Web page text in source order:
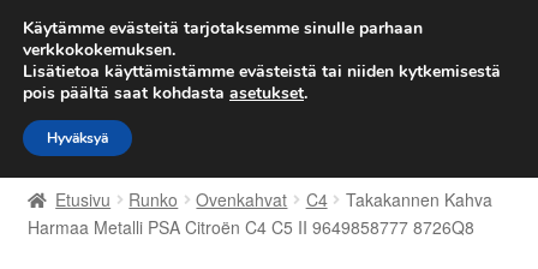
TOIMITUS alkaen 7 EUR
Siirry
navigointiin
Siirry
sisältöön
Etusivu
Kärry
Etusivu Runko Ovenkahvat C4
Takakannen Kahva
Harmaa Metalli PSA Citroën C4 C5 II 9649858777 8726Q8
Käytämme evästeitä tarjotaksemme sinulle parhaan
verkkokokemuksen.
Lisätietoa käyttämistämme evästeistä tai niiden kytkemisestä
pois päältä saat kohdasta asetukset.
Hyväksyä